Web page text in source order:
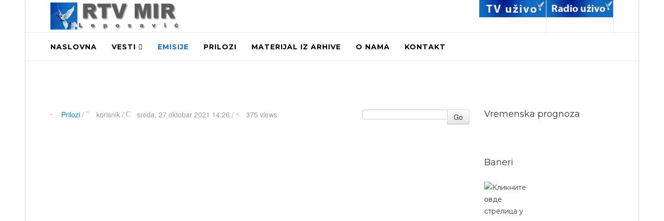
NASLOVNA VESTI EMISIJE PRILOZI MATERIJAL IZ ARHIVE O NAMA KONTAKT
Prilozi/ korisnik / sreda, 27 oktobar 2021 14:26 / 375 views Go Vremenska prognoza
Baneri